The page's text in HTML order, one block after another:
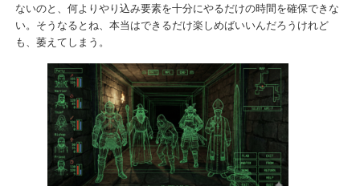
ないのと、何よりやり込み要素を十分にやるだけの時間を確保できな
い。そうなるとね、本当はできるだけ楽しめばいいんだろうけれど
も、萎えてしまう。